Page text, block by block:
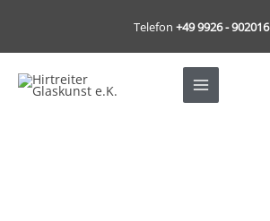
springen
Telefon +49 9926 - 902016